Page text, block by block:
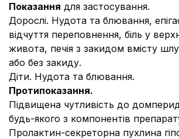
Показання для застосування.
Дорослі. Нудота та блювання,
відчуття переповнення, біль у
живота, печія з закидом вмісту
або без закиду.
Діти. Нудота та блювання.
Протипоказання.
Підвищена чутливість до
будь-якого з компонентів
Пролактин-секреторна пухлина